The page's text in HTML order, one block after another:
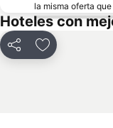
la misma oferta
Hoteles con
CompartirAgregar a